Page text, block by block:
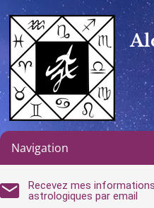
Navigation
Recevez mes informations
astrologiques par email